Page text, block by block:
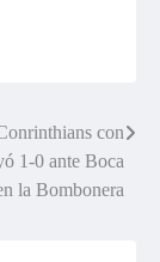
con
1-0 ante Boca
la Bombonera